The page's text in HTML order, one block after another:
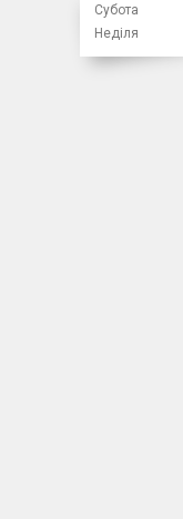
Субота
Неділя